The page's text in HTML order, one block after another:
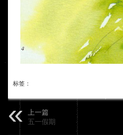
标签：
上一篇
五一假期